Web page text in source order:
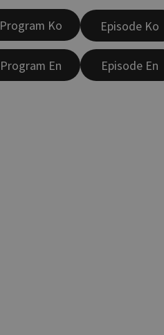
Program Ko
Program En
Episode Ko
Episode En